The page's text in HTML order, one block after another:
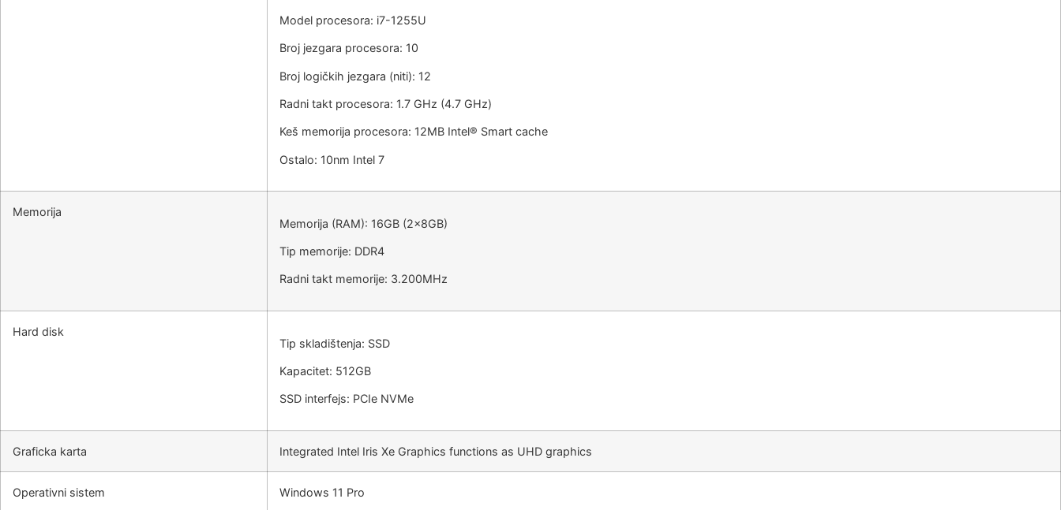
Model procesora: i7-1255U
Broj jezgara procesora: 10
Broj logičkih jezgara (niti): 12
Radni takt procesora: 1.7 GHz (4.7 GHz)
Keš memorija procesora: 12MB Intel® Smart cache
Ostalo: 10nm Intel 7
Memorija
Memorija (RAM): 16GB (2x8GB)
Tip memorije: DDR4
Radni takt memorije: 3.200MHz
Hard disk
Tip skladištenja: SSD
Kapacitet: 512GB
SSD interfejs: PCIe NVMe
Graficka karta Integrated Intel Iris Xe Graphics functions as UHD graphics
Operativni sistem Windows 11 Pro